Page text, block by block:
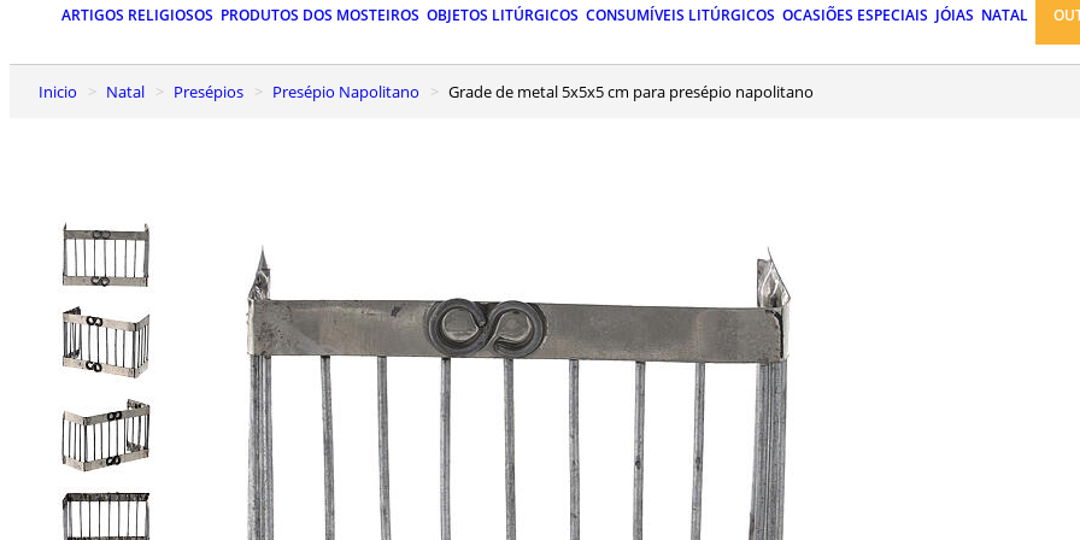
ARTIGOS RELIGIOSOS PRODUTOS DOS MOSTEIROS OBJETOS LITÚRGICOS CONSUMÍVEIS LITÚRGICOS OCASIÕES ESPECIAIS JÓIAS NATAL
Inicio Natal Presépios Presépio Napolitano Grade de metal 5x5x5 cm para presépio napolitano